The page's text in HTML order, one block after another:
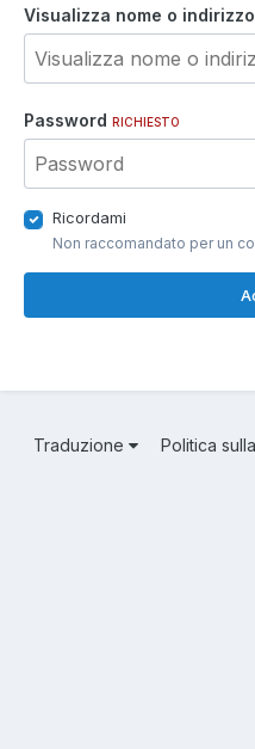
Visualizza nome o
Password RICHIESTO
Ricordami
Non raccomandato per un
Traduzione Politica